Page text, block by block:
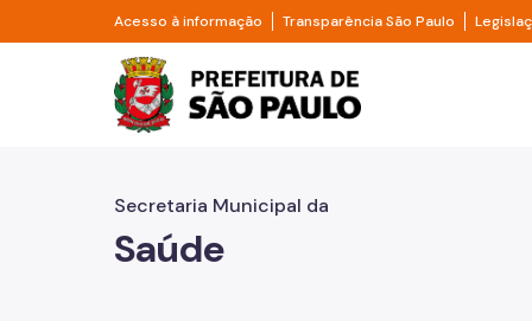
Pular para o Conteúdo principal
Acesso à informação Divisor de acesso à informação
Transparência São Paulo Divisor
Prefeitura de São
Secretaria Municipal da
Saúde